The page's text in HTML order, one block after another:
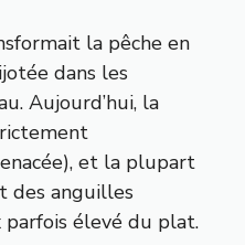
la pêche en
dans les
Aujourd’hui, la
et la plupart
des anguilles
parfois élevé du plat.